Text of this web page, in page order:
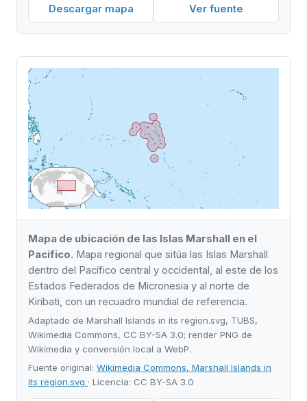
Descargar mapa Ver fuente
Mapa de ubicación de las Islas Marshall en el
Pacífico. Mapa regional que sitúa las Islas Marshall
dentro del Pacífico central y occidental, al este de los
Estados Federados de Micronesia y al norte de
Kiribati, con un recuadro mundial de referencia.
Adaptado de Marshall Islands in its region.svg, TUBS,
Wikimedia Commons, CC BY-SA 3.0; render PNG de
Wikimedia y conversión local a WebP.
Fuente original: Wikimedia Commons, Marshall Islands in
its region.svg · Licencia: CC BY-SA 3.0